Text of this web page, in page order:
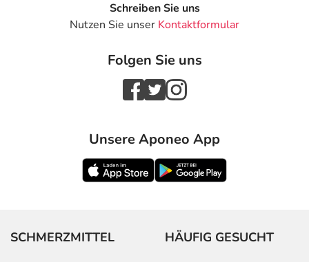
Schreiben Sie uns
Nutzen Sie unser Kontaktformular
Folgen Sie uns
Unsere Aponeo App
SCHMERZMITTEL HÄUFIG GESUCHT